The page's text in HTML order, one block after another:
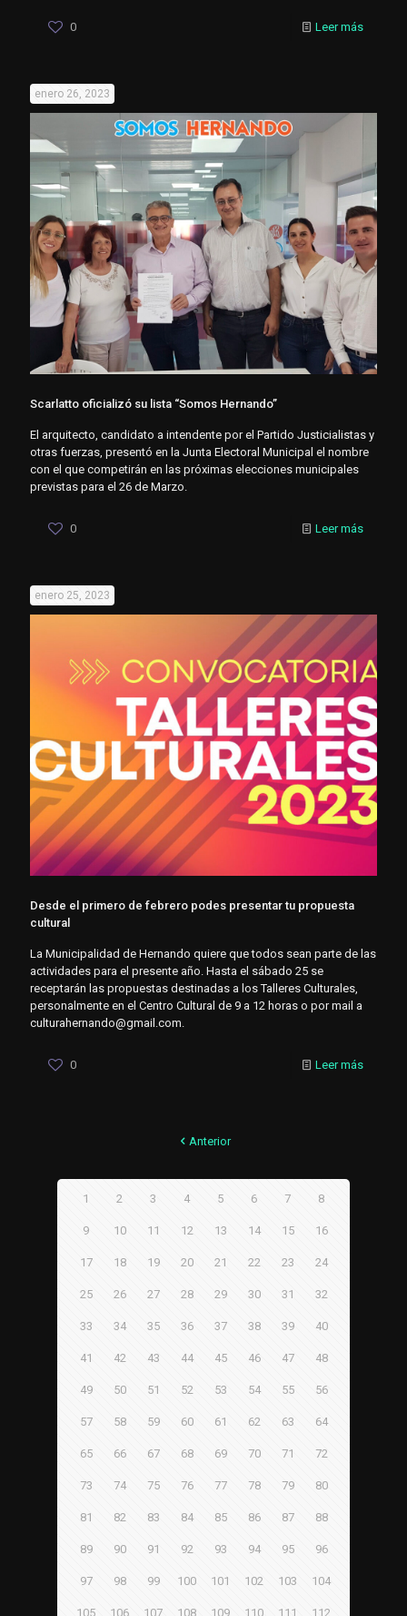
0 Leer más
enero 26, 2023
Scarlatto oficializó su lista “Somos Hernando”
El arquitecto, candidato a intendente por el Partido Justicialistas y
otras fuerzas, presentó en la Junta Electoral Municipal el nombre
con el que competirán en las próximas elecciones municipales
previstas para el 26 de Marzo.
0 Leer más
enero 25, 2023
Desde el primero de febrero podes presentar tu propuesta
cultural
La Municipalidad de Hernando quiere que todos sean parte de las
actividades para el presente año. Hasta el sábado 25 se
receptarán las propuestas destinadas a los Talleres Culturales,
personalmente en el Centro Cultural de 9 a 12 horas o por mail a
culturahernando@gmail.com.
0 Leer más
Anterior
1 2 3 4 5 6 7 8
9 10 11 12 13 14 15 16
17 18 19 20 21 22 23 24
25 26 27 28 29 30 31 32
33 34 35 36 37 38 39 40
41 42 43 44 45 46 47 48
49 50 51 52 53 54 55 56
57 58 59 60 61 62 63 64
65 66 67 68 69 70 71 72
73 74 75 76 77 78 79 80
81 82 83 84 85 86 87 88
89 90 91 92 93 94 95 96
97 98 99 100 101 102 103 104
105 106 107 108 109 110 111 112